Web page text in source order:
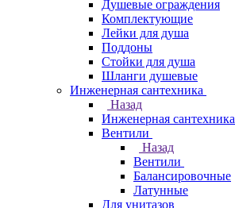
Душевые ограждения
Комплектующие
Лейки для душа
Поддоны
Стойки для душа
Шланги душевые
Инженерная сантехника
Назад
Инженерная сантехника
Вентили
Назад
Вентили
Балансировочные
Латунные
Для унитазов